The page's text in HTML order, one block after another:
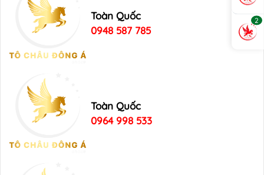
Toàn Quốc
0948 587 785
Toàn Quốc
0964 998 533
2